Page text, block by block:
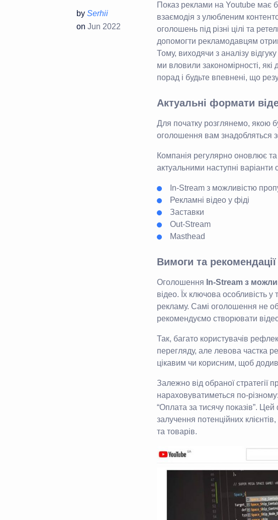
by Serhii
on Jun 2022
Показ реклами на Youtube має
взаємодія з улюбленим
оголошень під різні цілі та
допомогти рекламодавцям
Тому, виходячи з аналізу
ми вловили закономірності,
порад і будьте впевнені, що
Актуальні формати
Для початку розглянемо, якою
оголошення вам знадобляться
Компанія регулярно оновлює
актуальними наступні варіанти
In-Stream з можливістю
Рекламні відео у фіді
Заставки
Out-Stream
Masthead
Вимоги та
Оголошення In-Stream з
відео. Їх ключова особливість
рекламу. Самі оголошення не
рекомендуємо створювати
Так, багато користувачів
перегляду, але левова частка
цікавим чи корисним, щоб
Залежно від обраної стратегії
нараховуватиметься по-
“Оплата за тисячу показів”.
залучення потенційних
та товарів.